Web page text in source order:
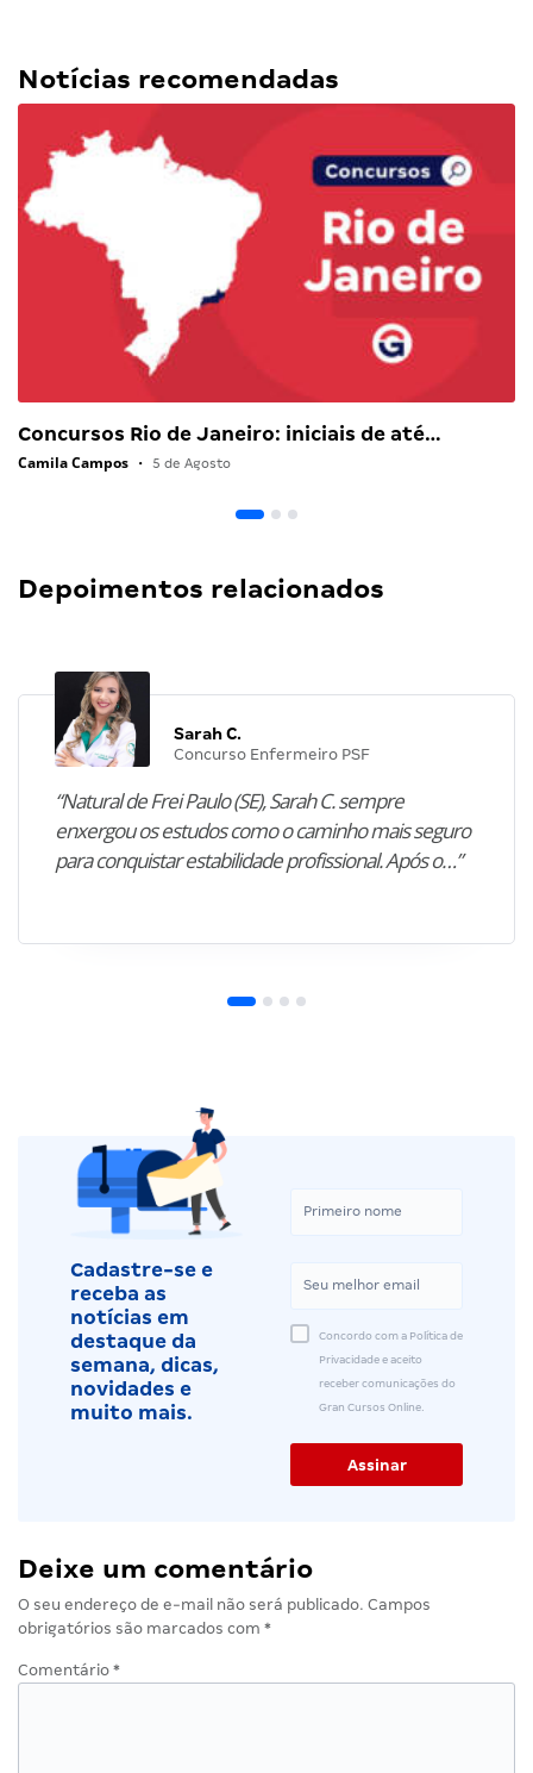
Notícias recomendadas
Concursos Rio de Janeiro: iniciais de até…
Camila Campos • 5 de Agosto
Depoimentos relacionados
Sarah C.
Concurso Enfermeiro PSF
“Natural de Frei Paulo (SE), Sarah C. sempre
enxergou os estudos como o caminho mais seguro
para conquistar estabilidade profissional. Após o…”
Cadastre-se e
receba as
notícias em
destaque da
semana, dicas,
novidades e
muito mais.
Concordo com a Política de
Privacidade e aceito
receber comunicações do
Gran Cursos Online.
Deixe um comentário
O seu endereço de e-mail não será publicado. Campos
obrigatórios são marcados com *
Comentário *